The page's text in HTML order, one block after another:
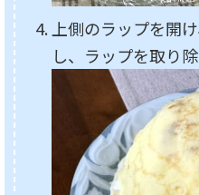
上側のラップを開
し、ラップを取り除